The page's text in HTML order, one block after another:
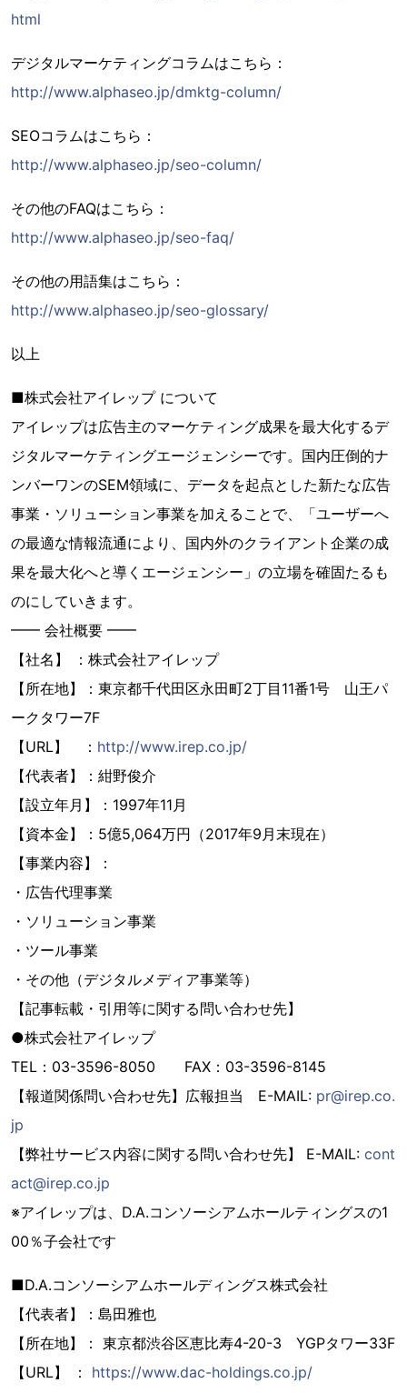
html
デジタルマーケティングコラムはこちら：
http://www.alphaseo.jp/dmktg-column/
SEOコラムはこちら：
http://www.alphaseo.jp/seo-column/
その他のFAQはこちら：
http://www.alphaseo.jp/seo-faq/
その他の用語集はこちら：
http://www.alphaseo.jp/seo-glossary/
以上
■株式会社アイレップ について
アイレップは広告主のマーケティング成果を最大化するデ
ジタルマーケティングエージェンシーです。国内圧倒的ナ
ンバーワンのSEM領域に、データを起点とした新たな広告
事業・ソリューション事業を加えることで、「ユーザーへ
の最適な情報流通により、国内外のクライアント企業の成
果を最大化へと導くエージェンシー」の立場を確固たるも
のにしていきます。
━━ 会社概要 ━━
【社名】 ：株式会社アイレップ
【所在地】：東京都千代田区永田町2丁目11番1号 山王パ
ークタワー7F
【URL】 ： http://www.irep.co.jp/
【代表者】：紺野俊介
【設立年月】：1997年11月
【資本金】：5億5,064万円（2017年9月末現在）
【事業内容】：
・広告代理事業
・ソリューション事業
・ツール事業
・その他（デジタルメディア事業等）
【記事転載・引用等に関する問い合わせ先】
●株式会社アイレップ
TEL：03-3596-8050 FAX：03-3596-8145
【報道関係問い合わせ先】広報担当 E-MAIL: pr@irep.co.
jp
【弊社サービス内容に関する問い合わせ先】 E-MAIL: cont
act@irep.co.jp
※アイレップは、D.A.コンソーシアムホールティングスの1
00％子会社です
■D.A.コンソーシアムホールディングス株式会社
【代表者】：島田雅也
【所在地】： 東京都渋谷区恵比寿4-20-3 YGPタワー33F
【URL】 ： https://www.dac-holdings.co.jp/